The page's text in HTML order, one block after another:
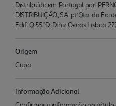
Distribuído em Portugal por:
DISTRIBUIÇÃO, SA. pt:Qta. da
Edif. Q 55 "D. Diniz Oeiras Lisboa
Origem
Cuba
Informação Adicional